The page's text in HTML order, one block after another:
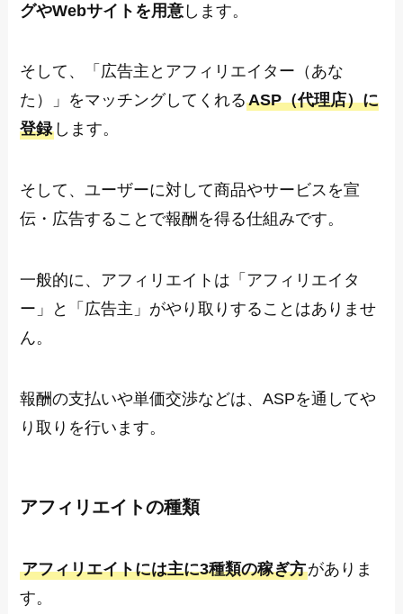
グやWebサイトを用意 します。
そして、「広告主とアフィリエイター（あな
た）」をマッチングしてくれるASP（代理店）に
登録 します。
そして、ユーザーに対して商品やサービスを宣
伝・広告することで報酬を得る仕組みです。
一般的に、アフィリエイトは「アフィリエイタ
ー」と「広告主」がやり取りすることはありませ
ん。
報酬の支払いや単価交渉などは、ASPを通してや
り取りを行います。
アフィリエイトの種類
アフィリエイトには主に3種類の稼ぎ方がありま
す。